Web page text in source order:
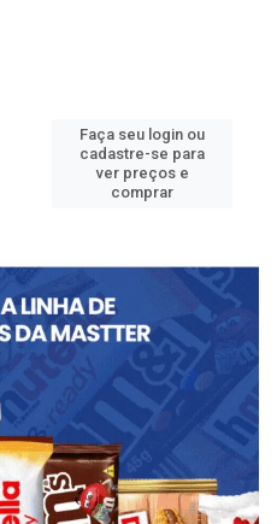
Faça seu login ou
cadastre-se para
ver preços e
comprar